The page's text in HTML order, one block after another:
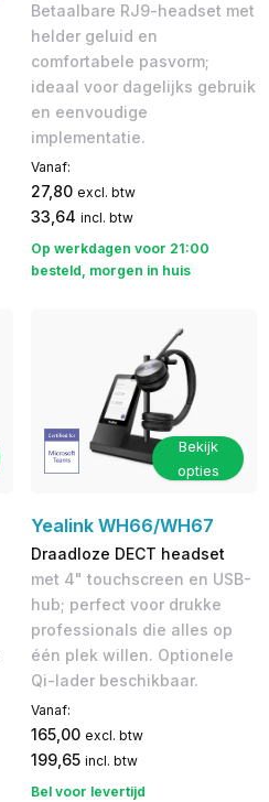
Betaalbare RJ9-headset met
helder geluid en
comfortabele pasvorm;
ideaal voor dagelijks gebruik
en eenvoudige
implementatie.
Vanaf:
27,80 excl. btw
33,64 incl. btw
Op werkdagen voor 21:00
besteld, morgen in huis
Bekijk
opties
Yealink WH66/WH67
Draadloze DECT headset
met 4" touchscreen en USB-
hub; perfect voor drukke
professionals die alles op
één plek willen. Optionele
Qi-lader beschikbaar.
Vanaf:
165,00 excl. btw
199,65 incl. btw
Bel voor levertijd